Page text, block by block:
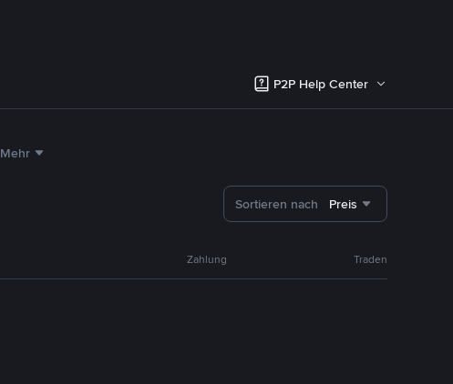
P2P Help Center
Mehr
Sortieren nach Preis
Zahlung Traden